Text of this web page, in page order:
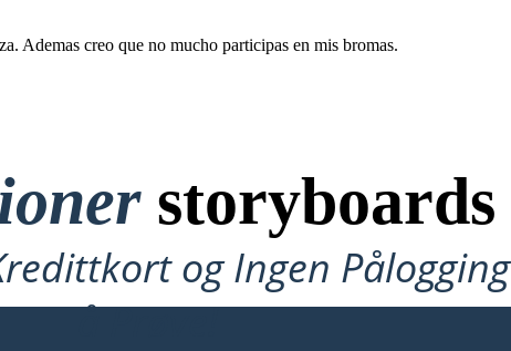
Ademas creo que no mucho participas en mis bromas.
storyboards
og Ingen
å Prøve!